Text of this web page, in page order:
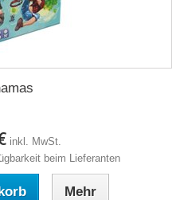
inkl. MwSt.
beim Lieferanten
Mehr